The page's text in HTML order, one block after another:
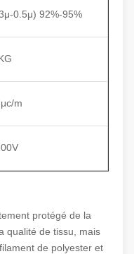
0.5μ) 92%-95%
m
protégé de la
qualité de tissu, mais
de polyester et